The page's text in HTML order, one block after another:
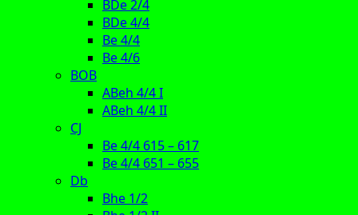
BDe 2/4
BDe 4/4
Be 4/4
Be 4/6
BOB
ABeh 4/4 I
ABeh 4/4 II
CJ
Be 4/4 615 – 617
Be 4/4 651 – 655
Db
Bhe 1/2